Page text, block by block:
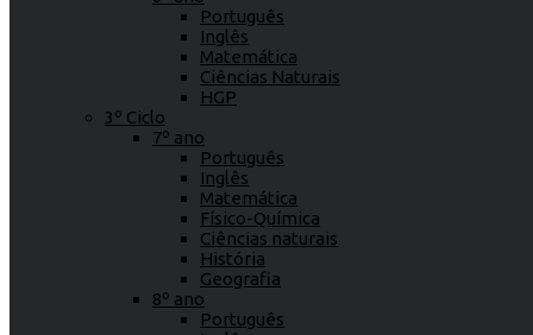
Português
Inglês
Matemática
Ciências Naturais
HGP
3º Ciclo
7º ano
Português
Inglês
Matemática
Físico-Química
Ciências naturais
História
Geografia
8º ano
Português